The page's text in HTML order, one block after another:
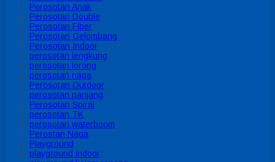
Perosotan Anak
Perosotan Double
Perosotan Fiber
Perosotan Gelombang
Perosotan Indoor
perosotan lengkung
perosotan lorong
perosotan naga
Perosotan Outdoor
perosotan panjang
Perosotan Spiral
perosotan TK
perosotan waterboom
Perostan Naga
Playground
playground indoor